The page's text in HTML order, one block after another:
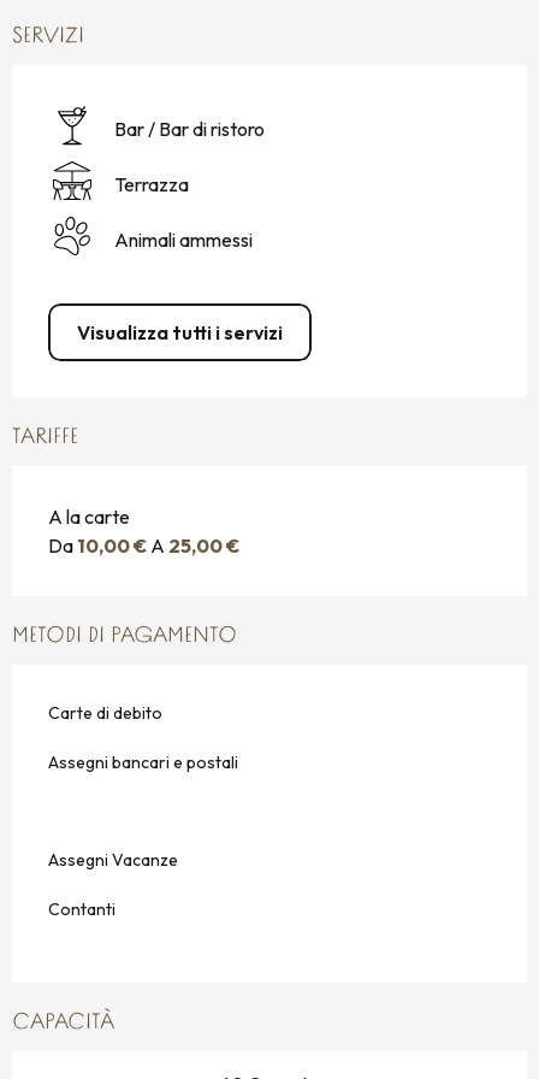
SERVIZI
Bar / Bar di ristoro
Terrazza
Animali ammessi
Visualizza tutti i servizi
TARIFFE
A la carte
Da 10,00 € A 25,00 €
METODI DI PAGAMENTO
Carte di debito
Assegni bancari e postali
Assegni Vacanze
Contanti
CAPACITÀ